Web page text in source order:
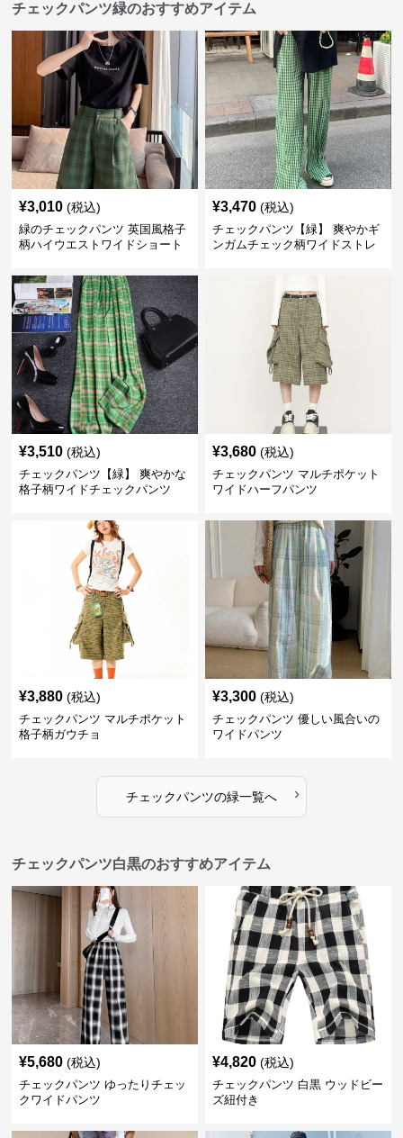
チェックパンツ緑のおすすめアイテム
¥3,010 (税込)
緑のチェックパンツ 英国風格子
柄ハイウエストワイドショート
¥3,470 (税込)
チェックパンツ【緑】 爽やかギ
ンガムチェック柄ワイドストレ
¥3,510 (税込)
チェックパンツ【緑】 爽やかな
格子柄ワイドチェックパンツ
¥3,680 (税込)
チェックパンツ マルチポケット
ワイドハーフパンツ
¥3,880 (税込)
チェックパンツ マルチポケット
格子柄ガウチョ
¥3,300 (税込)
チェックパンツ 優しい風合いの
ワイドパンツ
チェックパンツの緑一覧へ ›
チェックパンツ白黒のおすすめアイテム
¥5,680 (税込)
チェックパンツ ゆったりチェッ
クワイドパンツ
¥4,820 (税込)
チェックパンツ 白黒 ウッドビー
ズ紐付き